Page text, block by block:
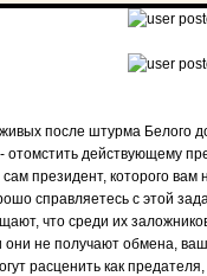
после штурма Белого
отомстить действующему
президент, которого
справляетесь с этой
что среди их
они не получают обмена,
расценить как